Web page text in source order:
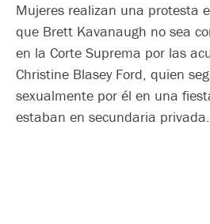
Mujeres realizan una protesta
que Brett Kavanaugh no sea
en la Corte Suprema por las
Christine Blasey Ford, quien
sexualmente por él en una
estaban en secundaria privada.